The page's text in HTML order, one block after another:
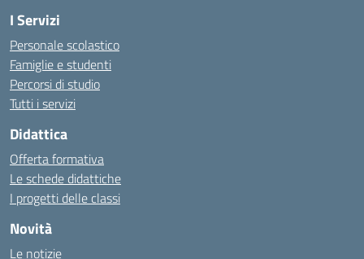
I Servizi
Personale scolastico
Famiglie e studenti
Percorsi di studio
Tutti i servizi
Didattica
Offerta formativa
Le schede didattiche
I progetti delle classi
Novità
Le notizie